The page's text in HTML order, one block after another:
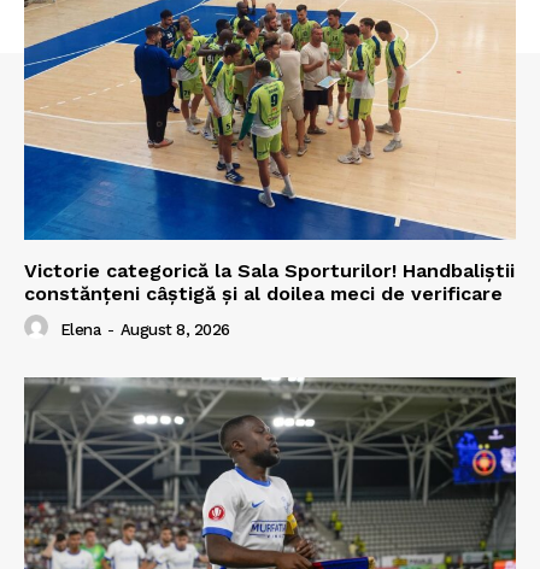
Victorie categorică la Sala Sporturilor! Handbaliștii
constănțeni câștigă și al doilea meci de verificare
Elena - August 8, 2026